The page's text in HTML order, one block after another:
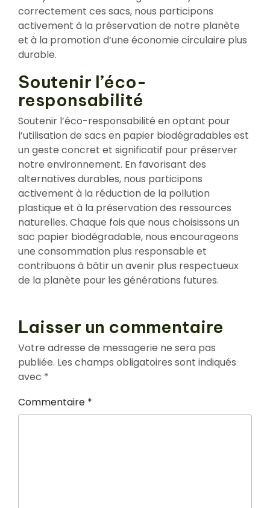
correctement ces sacs, nous participons
activement à la préservation de notre planète
et à la promotion d’une économie circulaire plus
durable.
Soutenir l’éco-
responsabilité
Soutenir l’éco-responsabilité en optant pour
l’utilisation de sacs en papier biodégradables est
un geste concret et significatif pour préserver
notre environnement. En favorisant des
alternatives durables, nous participons
activement à la réduction de la pollution
plastique et à la préservation des ressources
naturelles. Chaque fois que nous choisissons un
sac papier biodégradable, nous encourageons
une consommation plus responsable et
contribuons à bâtir un avenir plus respectueux
de la planète pour les générations futures.
Laisser un commentaire
Votre adresse de messagerie ne sera pas
publiée. Les champs obligatoires sont indiqués
avec *
Commentaire *